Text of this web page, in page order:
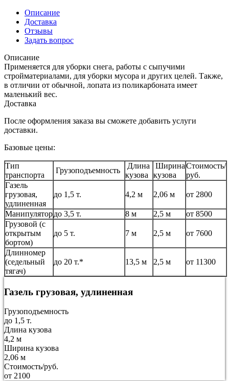
Описание
Доставка
Отзывы
Задать вопрос
Описание
Применяется для уборки снега, работы с сыпучими
стройматериалами, для уборки мусора и других целей. Также,
в отличии от обычной, лопата из поликарбоната имеет
маленький вес.
Доставка
После оформления заказа вы сможете добавить услуги
доставки.
Базовые цены:
Тип
транспорта
Грузоподъемность
Длина
кузова
Ширина
кузова
Стоимость/
руб.
Газель
грузовая,
удлиненная
до 1,5 т. 4,2 м 2,06 м от 2800
Манипулятордо 3,5 т. 8 м 2,5 м
от 8500
Грузовой (с
открытым
бортом)
до 5 т. 7 м 2,5 м от 7600
Длинномер
(седельный
тягач)
до 20 т.* 13,5 м 2,5 м от 11300
Газель грузовая, удлиненная
Грузоподъемность
до 1,5 т.
Длина кузова
4,2 м
Ширина кузова
2,06 м
Стоимость/руб.
от 2100